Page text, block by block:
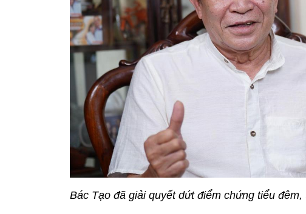
Bác Tạo đã giải quyết dứt điểm chứng tiểu